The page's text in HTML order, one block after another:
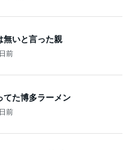
無いと言った親
前
てた博多ラーメン
前